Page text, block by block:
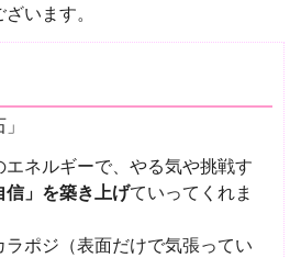
います。
エネルギーで、やる気や挑戦す
信」を築き上げていってくれま
ラポジ（表面だけで気張ってい